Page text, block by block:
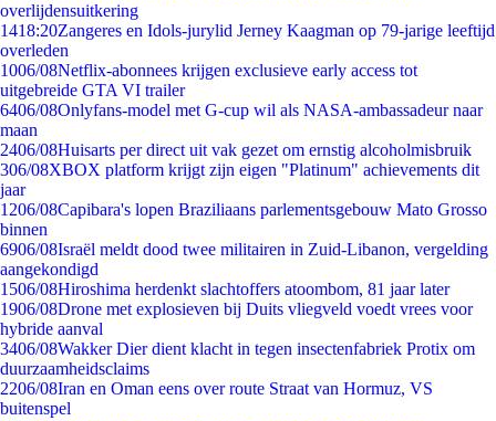
overlijdensuitkering
1418:20Zangeres en Idols-jurylid Jerney Kaagman op 79-jarige leeftijd
overleden
1006/08Netflix-abonnees krijgen exclusieve early access tot
uitgebreide GTA VI trailer
6406/08Onlyfans-model met G-cup wil als NASA-ambassadeur naar
maan
2406/08Huisarts per direct uit vak gezet om ernstig alcoholmisbruik
306/08XBOX platform krijgt zijn eigen "Platinum" achievements dit
jaar
1206/08Capibara's lopen Braziliaans parlementsgebouw Mato Grosso
binnen
6906/08Israël meldt dood twee militairen in Zuid-Libanon, vergelding
aangekondigd
1506/08Hiroshima herdenkt slachtoffers atoombom, 81 jaar later
1906/08Drone met explosieven bij Duits vliegveld voedt vrees voor
hybride aanval
3406/08Wakker Dier dient klacht in tegen insectenfabriek Protix om
duurzaamheidsclaims
2206/08Iran en Oman eens over route Straat van Hormuz, VS
buitenspel